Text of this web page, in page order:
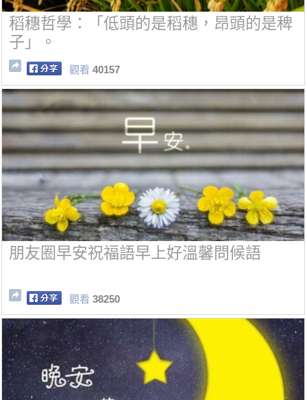
稻穗哲學：「低頭的是稻穗，昂頭的是稗
子」。
觀看 40157
朋友圈早安祝福語早上好溫馨問候語
觀看 38250